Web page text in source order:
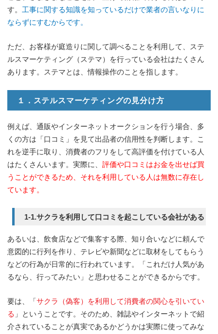
す。 工事に関する知識を知っているだけで業者の言いなりに
ならずにすむからです。
ただ、お客様が庭造りに関して調べることを利用して、ステ
ルスマーケティング（ステマ）を行っている会社はたくさん
あります。ステマとは、情報操作のことを指します。
１．ステルスマーケティングの見分け方
例えば、通販やインターネットオークションを行う場合、多
くの方は「口コミ」を見て出品者の信用性を判断します。こ
れを逆手に取り、消費者のフリをして高評価を付けている人
はたくさんいます。実際に、 評価や口コミはお金を出せば買
うことができるため、それを利用している人は無数に存在し
ています。
1-1.サクラを利用して口コミを起こしている会社がある
あるいは、飲食店などで集客する際、知り合いなどに頼んで
意図的に行列を作り、テレビや新聞などに取材をしてもらう
などの行為が日常的に行われています。「これだけ人気があ
るなら、行ってみたい」と思わせることができるからです。
要は、「サクラ（偽客）を利用して消費者の関心を引いてい
る 」ということです。そのため、雑誌やインターネットで紹
介されていることが真実であるかどうかは実際に使ってみな